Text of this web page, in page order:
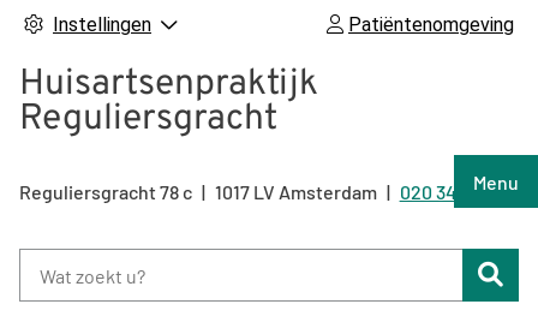
Instellingen Patiëntenomgeving
Huisartsenpraktijk
Reguliersgracht
Menu
Reguliersgracht78 c 1017 LV Amsterdam Tel:
020 344 92 47